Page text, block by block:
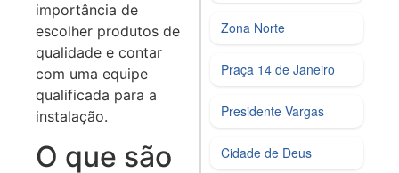
importância de
escolher produtos de
qualidade e contar
com uma equipe
qualificada para a
instalação.
O que são
Zona Norte
Praça 14 de Janeiro
Presidente Vargas
Cidade de Deus